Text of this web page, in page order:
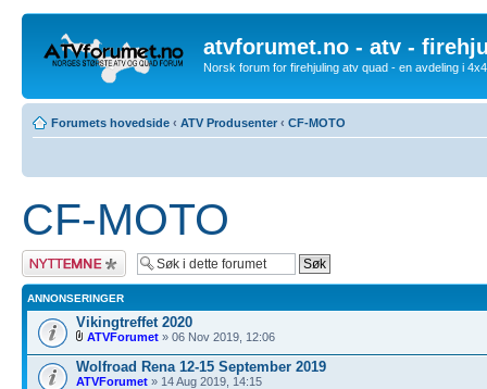
atvforumet.no - atv -
Norsk forum for firehjuling atv quad - en avdeling i
Forumets hovedside ‹ ATV Produsenter ‹ CF-MOTO
CF-MOTO
Legg inn et nytt
emne
ANNONSERINGER
Vikingtreffet 2020
ATVForumet » 06 Nov 2019, 12:06
Wolfroad Rena 12-15 September 2019
ATVForumet » 14 Aug 2019, 14:15